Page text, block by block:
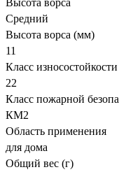
Высота ворса
Средний
Высота ворса (мм)
11
Класс износостойкости
22
Класс пожарной
КМ2
Область применения
для дома
Общий вес (г)